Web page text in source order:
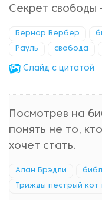
Секрет свободы
Бернар Вербер
Рауль свобода
Cлайд с цитатой
Посмотрев на
понять не то,
хочет стать.
Алан Брэдли
Трижды пестрый кот